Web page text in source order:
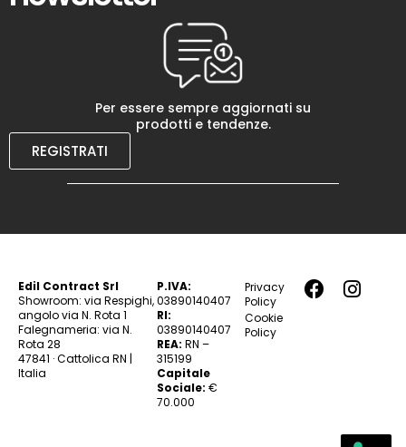
Per essere sempre aggiornati su
prodotti e tendenze.
REGISTRATI
Edil Contract Srl
Showroom: via Respighi,
angolo via N. Rota 1
Falegnameria: via N.
Rota 28
47841 · Cattolica RN |
Italia
P.IVA:
03890140407
RI:
03890140407
REA: RN –
315199
Capitale
Sociale: €
70.000
Privacy
Policy
Cookie
Policy